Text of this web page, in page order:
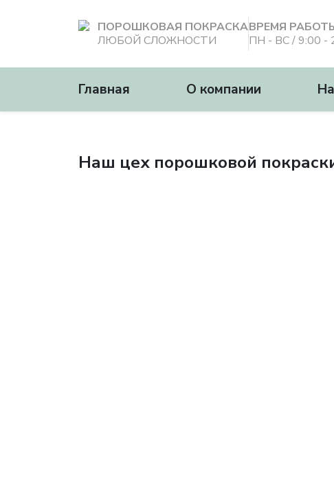
ПОРОШКОВАЯ ПОКРАСКА
ЛЮБОЙ СЛОЖНОСТИ
ВРЕМЯ
ПН - ВС / 9:00 -
Главная О компании
Наш цех порошковой